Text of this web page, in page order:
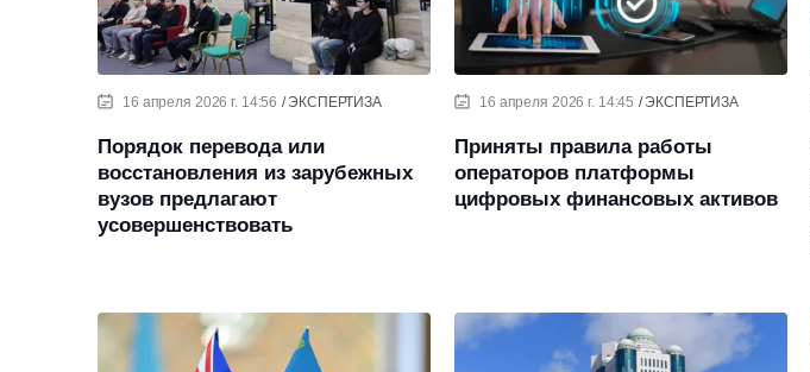
16 апреля 2026 г. 14:56 ЭКСПЕРТИЗА
Порядок перевода или
восстановления из зарубежных
вузов предлагают
усовершенствовать
16 апреля 2026 г. 14:45 ЭКСПЕРТИЗА
Приняты правила работы
операторов платформы
цифровых финансовых активов